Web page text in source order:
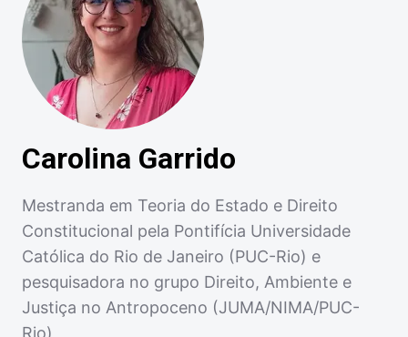
Carolina Garrido
Mestranda em Teoria do Estado e Direito
Constitucional pela Pontifícia Universidade
Católica do Rio de Janeiro (PUC-Rio) e
pesquisadora no grupo Direito, Ambiente e
Justiça no Antropoceno (JUMA/NIMA/PUC-
Rio)